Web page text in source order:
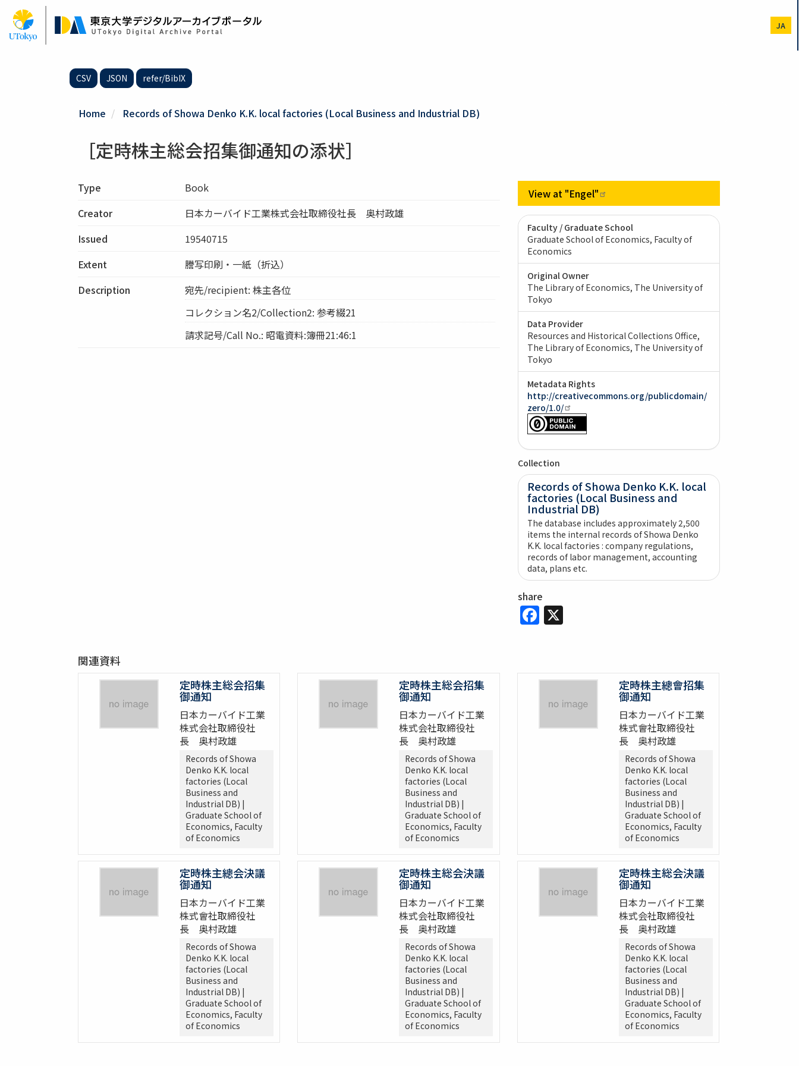
Skip
main
content
JA
CSV JSON refer/BibIX
Home Records of Showa Denko K.K. local factories (Local Business and Industrial DB)
［定時株主総会招集御通知の添状］
Type
Book
Creator
日本カーバイド工業株式会社取締役社長 奥村政雄
Issued
19540715
Extent
謄写印刷・一紙（折込）
Description
宛先/recipient: 株主各位
コレクション名2/Collection2: 参考綴21
請求記号/Call No.: 昭電資料:簿冊21:46:1
View at "Engel"
Faculty / Graduate School
Graduate School of Economics, Faculty of
Economics
Original Owner
The Library of Economics, The University of
Tokyo
Data Provider
Resources and Historical Collections Office,
The Library of Economics, The University of
Tokyo
Metadata Rights
http://creativecommons.org/publicdomain/
zero/1.0/
Collection
Records of Showa Denko K.K. local
factories (Local Business and
Industrial DB)
The database includes approximately 2,500
items the internal records of Showa Denko
K.K. local factories : company regulations,
records of labor management, accounting
data, plans etc.
share
Facebook
X
関連資料
定時株主総会招集
御通知
日本カーバイド工業
株式会社取締役社
長 奥村政雄
Records of Showa
Denko K.K. local
factories (Local
Business and
Industrial DB) |
Graduate School of
Economics, Faculty
of Economics
定時株主総会招集
御通知
日本カーバイド工業
株式会社取締役社
長 奥村政雄
Records of Showa
Denko K.K. local
factories (Local
Business and
Industrial DB) |
Graduate School of
Economics, Faculty
of Economics
定時株主總會招集
御通知
日本カーバイド工業
株式會社取締役社
長 奥村政雄
Records of Showa
Denko K.K. local
factories (Local
Business and
Industrial DB) |
Graduate School of
Economics, Faculty
of Economics
定時株主總会決議
御通知
日本カーバイド工業
株式會社取締役社
長 奥村政雄
Records of Showa
Denko K.K. local
factories (Local
Business and
Industrial DB) |
Graduate School of
Economics, Faculty
of Economics
定時株主総会決議
御通知
日本カーバイド工業
株式会社取締役社
長 奥村政雄
Records of Showa
Denko K.K. local
factories (Local
Business and
Industrial DB) |
Graduate School of
Economics, Faculty
of Economics
定時株主総会決議
御通知
日本カーバイド工業
株式会社取締役社
長 奥村政雄
Records of Showa
Denko K.K. local
factories (Local
Business and
Industrial DB) |
Graduate School of
Economics, Faculty
of Economics